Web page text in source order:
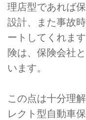
理店型であれば
設計、また事故
ートしてくれま
険は、保険会社
います。
この点は十分理
レクト型自動車